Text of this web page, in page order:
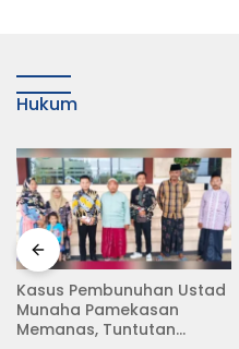
Hukum
Meluruskan Penjungkir-
balikan Akal Sehat Ahli
Dalam Kasus Ijasah